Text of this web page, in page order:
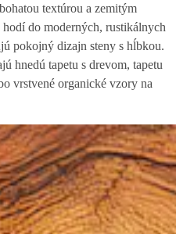
textúrou a zemitým
do moderných, rustikálnych
pokojný dizajn steny s hĺbkou.
hnedú tapetu s drevom, tapetu
vrstvené organické vzory na